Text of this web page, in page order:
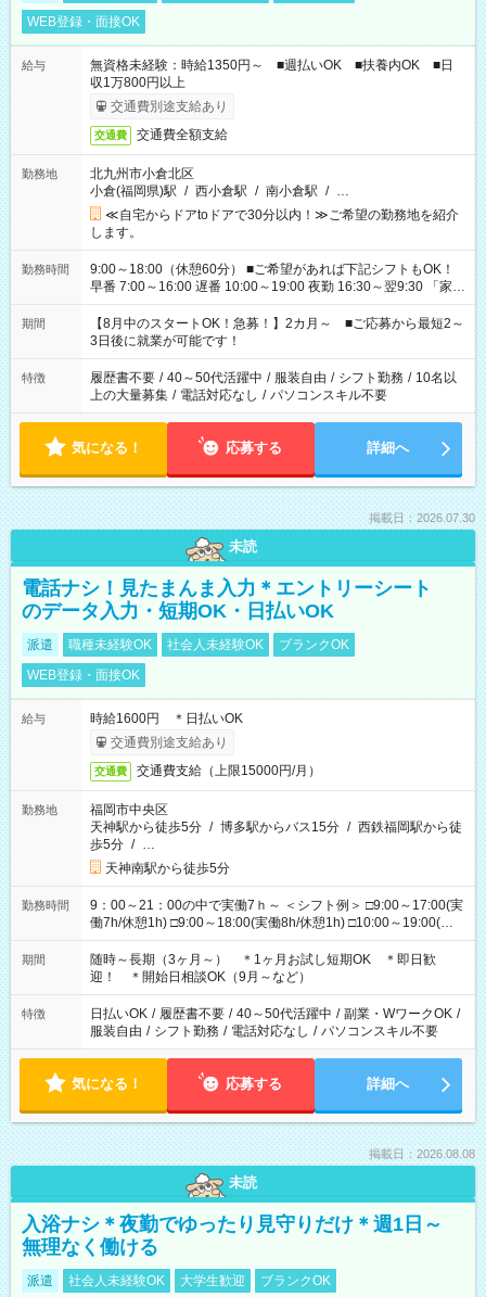
WEB登録・面接OK
給与
無資格未経験：時給1350円～ ■週払いOK ■扶養内OK ■日
収1万800円以上
交通費別途支給あり
交通費 交通費全額支給
勤務地
北九州市小倉北区
小倉(福岡県)駅 / 西小倉駅 / 南小倉駅 / …
≪自宅からドアtoドアで30分以内！≫ご希望の勤務地を紹介
します。
勤務時間
9:00～18:00（休憩60分） ■ご希望があれば下記シフトもOK！
早番 7:00～16:00 遅番 10:00～19:00 夜勤 16:30～翌9:30 「家族
と休みを合わせたい」 「余裕を持って夕飯の準備がしたい」
「できれば残業はしたくない」 など、ご希望を教えてください
ね。 ※Wワーク希望の方へ 今ご覧のお仕事で希望する勤務時間
と、もう1つのお仕事の勤務時間。 合計で週40時間を超える場
合は応募できません。
期間
【8月中のスタートOK！急募！】2カ月～ ■ご応募から最短2～
3日後に就業が可能です！
特徴 履歴書不要 / 40～50代活躍中 / 服装自由 / シフト勤務 / 10名以
上の大量募集 / 電話対応なし / パソコンスキル不要
気になる！ 応募する 詳細へ
掲載日：2026.07.30
未読
電話ナシ！見たまんま入力＊エントリーシート
のデータ入力・短期OK・日払いOK
派遣 職種未経験OK 社会人未経験OK
ブランクOK
WEB登録・面接OK
給与
時給1600円 ＊日払いOK
交通費別途支給あり
交通費 交通費支給（上限15000円/月）
勤務地
福岡市中央区
天神駅から徒歩5分 / 博多駅からバス15分 / 西鉄福岡駅から徒
歩5分 / …
天神南駅から徒歩5分
勤務時間
9：00～21：00の中で実働7ｈ～ ＜シフト例＞ □9:00～17:00(実
働7h/休憩1h) □9:00～18:00(実働8h/休憩1h) □10:00～19:00(実
働8h/休憩1h) □11:00～20:00(実働8h/休憩1h) □12:00～20:00(実
働7h/休憩1h) □12:00～21:00(実働7h/休憩1h) ＊固定OK ＊選べ
る時間帯！
期間
随時～長期（3ヶ月～） ＊1ヶ月お試し短期OK ＊即日歓
迎！ ＊開始日相談OK（9月～など）
特徴 日払いOK / 履歴書不要 / 40～50代活躍中 / 副業・WワークOK /
服装自由 / シフト勤務 / 電話対応なし / パソコンスキル不要
気になる！ 応募する 詳細へ
掲載日：2026.08.08
未読
入浴ナシ＊夜勤でゆったり見守りだけ＊週1日～
無理なく働ける
派遣 社会人未経験OK 大学生歓迎
ブランクOK